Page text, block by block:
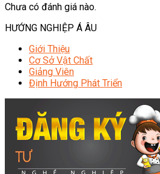
Chưa có đánh giá nào.
HƯỚNG NGHIỆP Á ÂU
Giới Thiệu
Cơ Sở Vật Chất
Giảng Viên
Định Hướng Phát Triển